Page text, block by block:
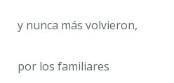
y nunca más volvieron,
por los familiares